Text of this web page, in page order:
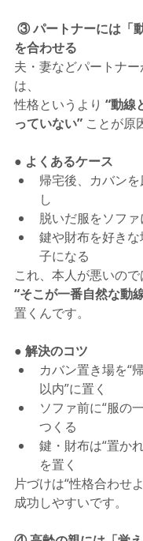
を合わせる
夫・妻などパートナ
は、
性格というより “動線
っていない” ことが原
● よくあるケース
帰宅後、カバン
し
脱いだ服をソファ
鍵や財布を好き
子になる
これ、本人が悪いので
“そこが一番自然な動
置くんです。
● 解決のコツ
カバン置き場を“
以内”に置く
ソファ前に“服の
つくる
鍵・財布は“置か
を置く
片づけは“性格合わせ
成功しやすいです。